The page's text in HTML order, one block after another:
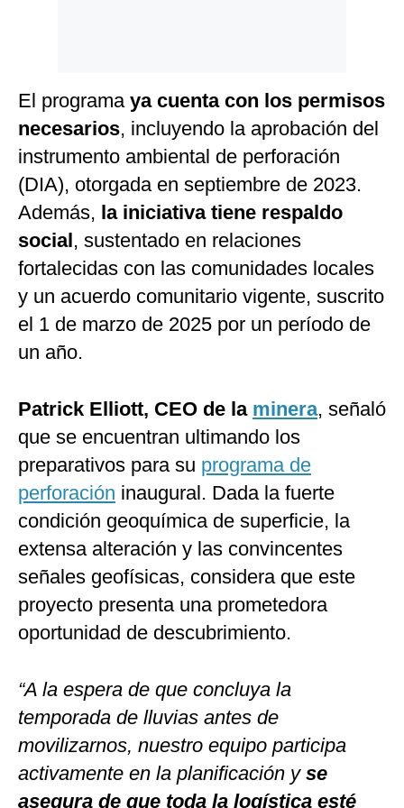
El programa ya cuenta con los permisos
necesarios, incluyendo la aprobación del
instrumento ambiental de perforación
(DIA), otorgada en septiembre de 2023.
Además, la iniciativa tiene respaldo
social, sustentado en relaciones
fortalecidas con las comunidades locales
y un acuerdo comunitario vigente, suscrito
el 1 de marzo de 2025 por un período de
un año.
Patrick Elliott, CEO de la minera, señaló
que se encuentran ultimando los
preparativos para su programa de
perforación inaugural. Dada la fuerte
condición geoquímica de superficie, la
extensa alteración y las convincentes
señales geofísicas, considera que este
proyecto presenta una prometedora
oportunidad de descubrimiento.
“A la espera de que concluya la
temporada de lluvias antes de
movilizarnos, nuestro equipo participa
activamente en la planificación y se
asegura de que toda la logística esté